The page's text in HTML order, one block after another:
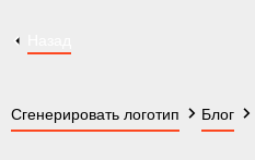
Сгенерировать логотип Блог